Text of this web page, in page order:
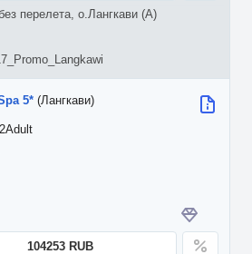
перелета, о.Лангкави (A)
5* (Лангкави)
104253 RUB